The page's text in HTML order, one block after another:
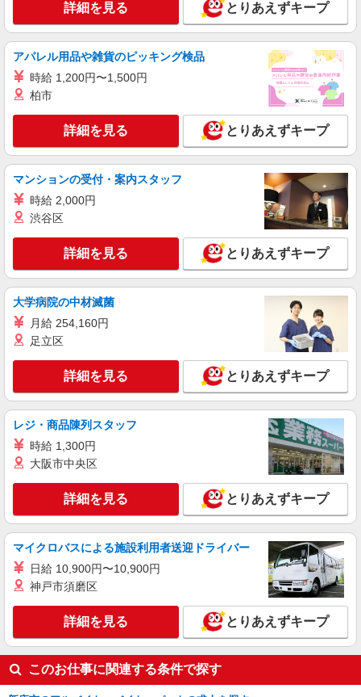
いなげや 新座野寺店
食品スーパースタッフ（寿司、ベーカリー、一
般食品）
大学・専門学生／時給1180円〜 高校生／時給
1141円 ★職種を限定しての募集のため、勤務時
キープ 詳細を見る
アルバイト
いなげや 新座東店
食品スーパースタッフ（生鮮夜間業務）
大学・専門学生／時給1141円〜 高校生／時給
1141円 ★職種を限定しての募集のため、勤務時
間・曜日の項目をご確認ください。
埼玉県新座市東3-1-1
キープ 詳細を見る
パート
食品スーパースタッフ（寿司、惣菜、青果夜間
時給：1413円（寿司・惣菜） 時給：1276円
（青果夜間業務） ※曜日・時間帯によって加算 ▼
詳細は以下の通り 日・祝日／時給125円増 7:30〜
22:00以降／時給30％増（深夜割増） ★学生以外
の長期希望の方はパート対象です。 ★職種を限定
しての募集のため、勤務時間・曜日の項目をご確
キープ 詳細を見る
アルバイト
いなげや 大泉学園店
食品スーパースタッフ（惣菜、一般食品、青
果）
大学・専門学生／時給1141円〜 高校生／時給
1141円（22:00までの勤務） ※22:00以降／時給
30％増（深夜割増） ★職種を限定しての募集のた
め、勤務時間・曜日の項目をご確認ください。
埼玉県新座市栄4-1-26
キープ 詳細を見る
詳細を見る とりあえずキープ
アパレル用品や雑貨のピッキング検品
時給 1,200円〜1,500円
柏市
詳細を見る とりあえずキープ
マンションの受付・案内スタッフ
時給 2,000円
渋谷区
詳細を見る とりあえずキープ
大学病院の中材滅菌
月給 254,160円
足立区
詳細を見る とりあえずキープ
レジ・商品陳列スタッフ
時給 1,300円
大阪市中央区
詳細を見る とりあえずキープ
マイクロバスによる施設利用者送迎ドライバー
日給 10,900円〜10,900円
神戸市須磨区
詳細を見る とりあえずキープ
このお仕事に関連する条件で探す